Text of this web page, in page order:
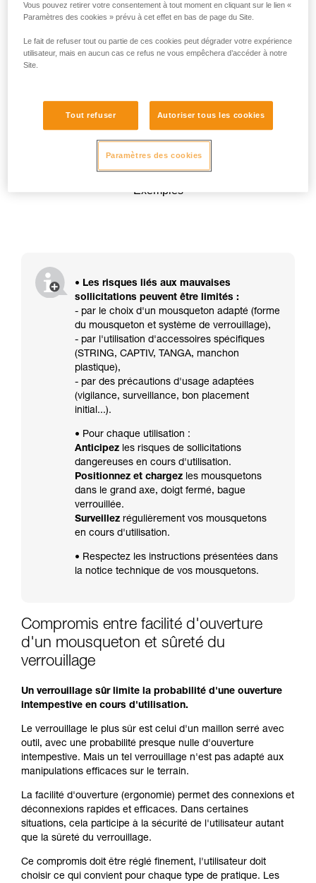
Exemples
• Les risques liés aux mauvaises
sollicitations peuvent être limités :
- par le choix d'un mousqueton adapté (forme
du mousqueton et système de verrouillage),
- par l'utilisation d'accessoires spécifiques
(STRING, CAPTIV, TANGA, manchon
plastique),
- par des précautions d'usage adaptées
(vigilance, surveillance, bon placement
initial...).
• Pour chaque utilisation :
Anticipez les risques de sollicitations
dangereuses en cours d'utilisation.
Positionnez et chargez les mousquetons
dans le grand axe, doigt fermé, bague
verrouillée.
Surveillez régulièrement vos mousquetons
en cours d'utilisation.
• Respectez les instructions présentées dans
la notice technique de vos mousquetons.
Compromis entre facilité d'ouverture
d'un mousqueton et sûreté du
verrouillage
Un verrouillage sûr limite la probabilité d'une ouverture
intempestive en cours d'utilisation.
Le verrouillage le plus sûr est celui d'un maillon serré avec
outil, avec une probabilité presque nulle d'ouverture
intempestive. Mais un tel verrouillage n'est pas adapté aux
manipulations efficaces sur le terrain.
La facilité d'ouverture (ergonomie) permet des connexions et
déconnexions rapides et efficaces. Dans certaines
situations, cela participe à la sécurité de l'utilisateur autant
que la sûreté du verrouillage.
Ce compromis doit être réglé finement, l'utilisateur doit
choisir ce qui convient pour chaque type de pratique. Les
Vous pouvez retirer votre consentement à tout moment en cliquant sur le lien «
Paramètres des cookies » prévu à cet effet en bas de page du Site.
Le fait de refuser tout ou partie de ces cookies peut dégrader votre expérience
utilisateur, mais en aucun cas ce refus ne vous empêchera d’accéder à notre
Site.
Tout refuser Autoriser tous les cookies
Paramètres des cookies